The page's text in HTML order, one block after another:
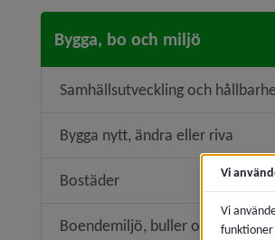
Bygga, bo och miljö
Samhällsutveckling och
Bygga nytt, ändra eller riva
Bostäder
Boendemiljö, buller och
Vi
Vi
funktioner